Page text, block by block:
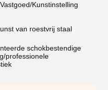
Kunstinstelling
van roestvrij staal
schokbestendige
professionele